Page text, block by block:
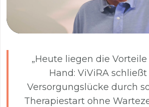
„Heute liegen die
Hand: ViViRA
Versorgungslücke durch
Therapiestart ohne